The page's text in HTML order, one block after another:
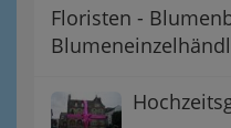
Floristen -